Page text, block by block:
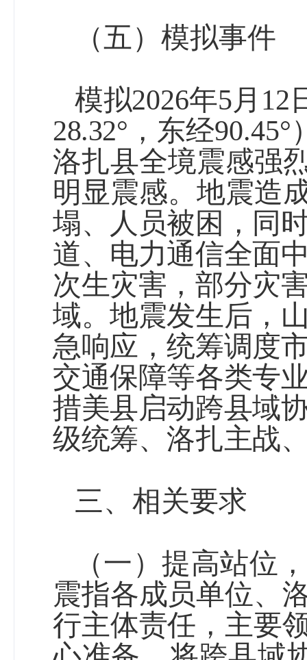
（五） 模拟事件
模拟2026年5月 12
28.32° ，东经90.45°
洛扎县全境震感强
明显震感。地震造
塌、人员被困，同
道、电力通信全面
次生灾害 ，部分灾
域。地震发生后，
急响应，统筹调度
交通保障等各类专
措美县启动跨县域
级统筹、洛扎主战
三、 相关要求
（一）提高站位
震指各成员单位、
行主体责任，主要